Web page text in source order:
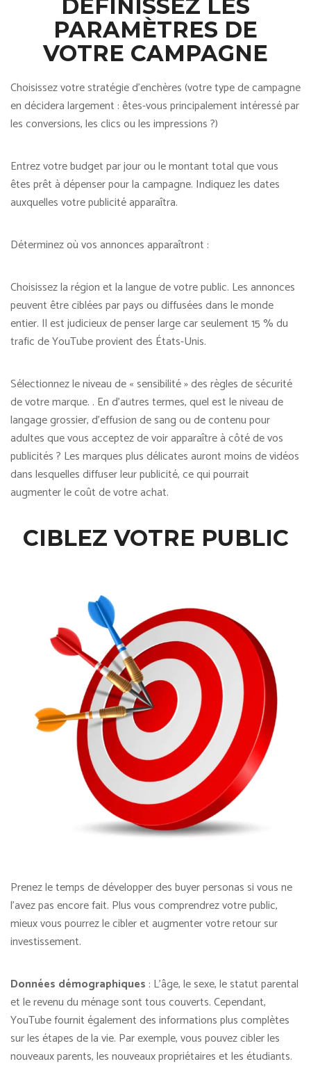
DÉFINISSEZ LES
PARAMÈTRES DE
VOTRE CAMPAGNE
Choisissez votre stratégie d’enchères (votre type de campagne
en décidera largement : êtes-vous principalement intéressé par
les conversions, les clics ou les impressions ?)
Entrez votre budget par jour ou le montant total que vous
êtes prêt à dépenser pour la campagne. Indiquez les dates
auxquelles votre publicité apparaîtra.
Déterminez où vos annonces apparaîtront :
Choisissez la région et la langue de votre public. Les annonces
peuvent être ciblées par pays ou diffusées dans le monde
entier. Il est judicieux de penser large car seulement 15 % du
trafic de YouTube provient des États-Unis.
Sélectionnez le niveau de « sensibilité » des règles de sécurité
de votre marque. . En d’autres termes, quel est le niveau de
langage grossier, d’effusion de sang ou de contenu pour
adultes que vous acceptez de voir apparaître à côté de vos
publicités ? Les marques plus délicates auront moins de vidéos
dans lesquelles diffuser leur publicité, ce qui pourrait
augmenter le coût de votre achat.
CIBLEZ VOTRE PUBLIC
Prenez le temps de développer des buyer personas si vous ne
l’avez pas encore fait. Plus vous comprendrez votre public,
mieux vous pourrez le cibler et augmenter votre retour sur
investissement.
Données démographiques : L’âge, le sexe, le statut parental
et le revenu du ménage sont tous couverts. Cependant,
YouTube fournit également des informations plus complètes
sur les étapes de la vie. Par exemple, vous pouvez cibler les
nouveaux parents, les nouveaux propriétaires et les étudiants.